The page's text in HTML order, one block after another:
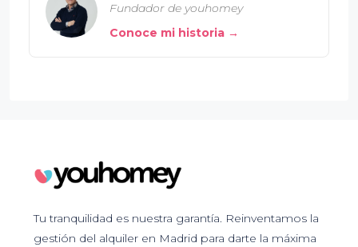
Fundador de youhomey
Conoce mi historia →
Tu tranquilidad es nuestra garantía. Reinventamos la
gestión del alquiler en Madrid para darte la máxima